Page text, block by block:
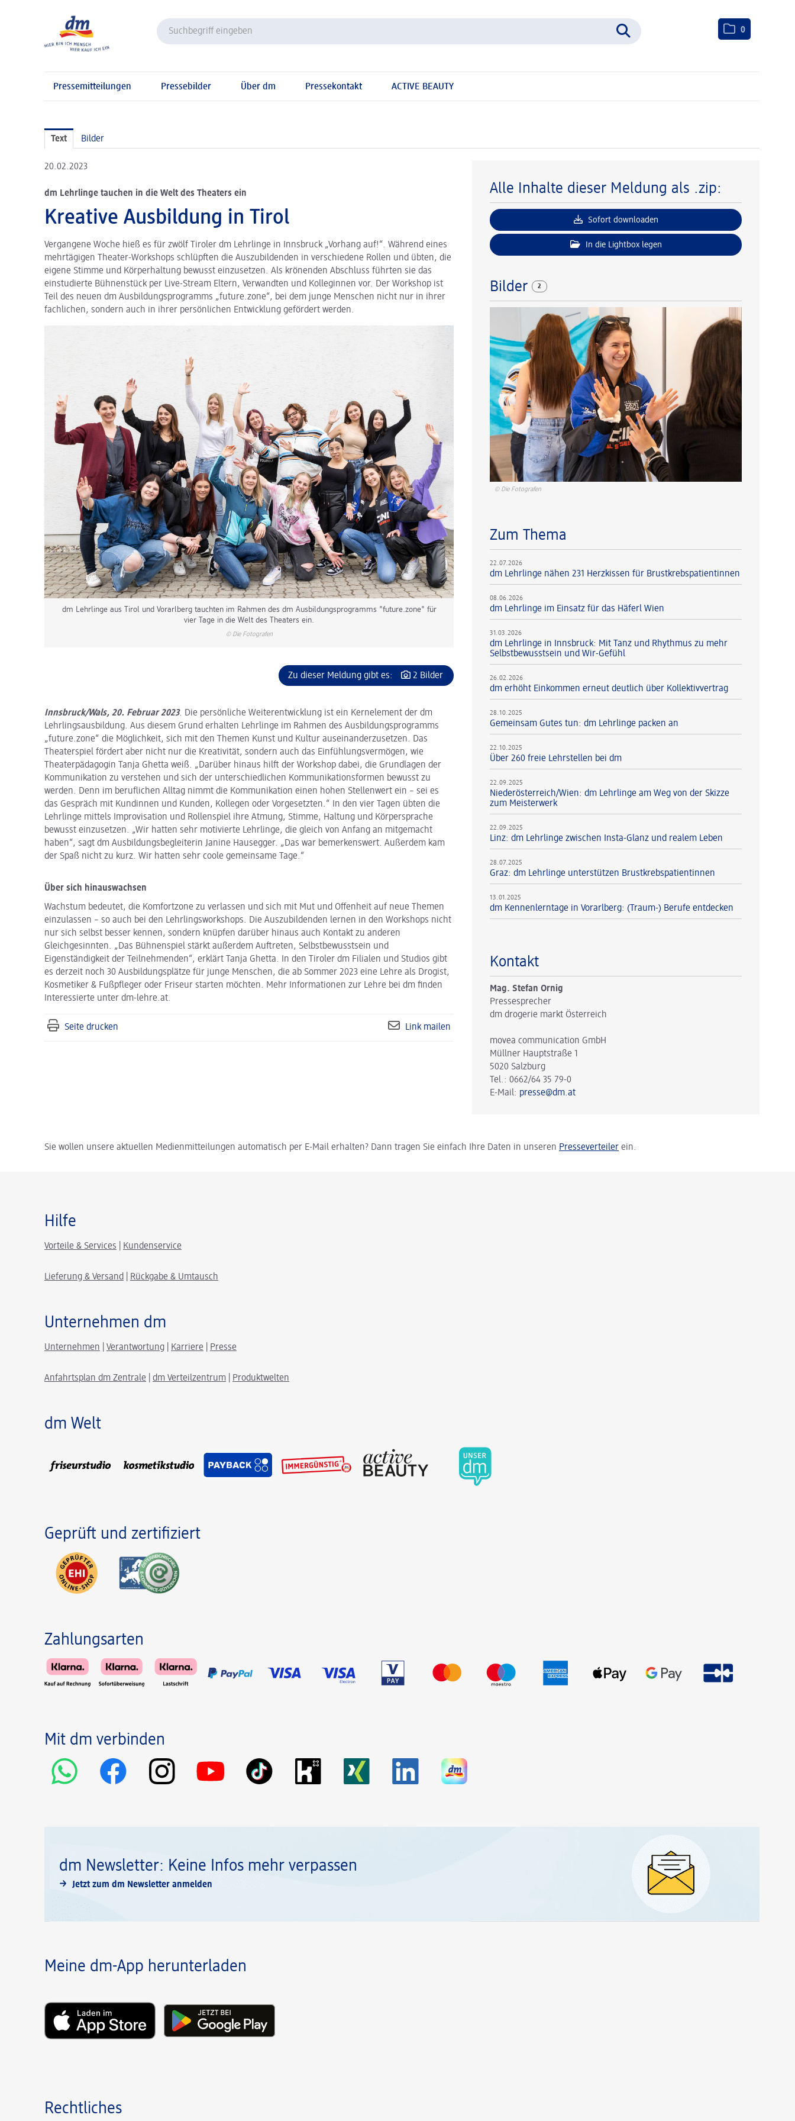
0
Pressemitteilungen Pressebilder Über dm Pressekontakt ACTIVE BEAUTY
Text Bilder
20.02.2023
dm Lehrlinge tauchen in die Welt des Theaters ein
Kreative Ausbildung in Tirol
Vergangene Woche hieß es für zwölf Tiroler dm Lehrlinge in Innsbruck „Vorhang auf!“. Während eines
mehrtägigen Theater-Workshops schlüpften die Auszubildenden in verschiedene Rollen und übten, die
eigene Stimme und Körperhaltung bewusst einzusetzen. Als krönenden Abschluss führten sie das
einstudierte Bühnenstück per Live-Stream Eltern, Verwandten und Kolleginnen vor. Der Workshop ist
Teil des neuen dm Ausbildungsprogramms „future.zone“, bei dem junge Menschen nicht nur in ihrer
fachlichen, sondern auch in ihrer persönlichen Entwicklung gefördert werden.
dm Lehrlinge aus Tirol und Vorarlberg tauchten im Rahmen des dm Ausbildungsprogramms "future.zone" für
vier Tage in die Welt des Theaters ein.
© Die Fotografen
Zu dieser Meldung gibt es: 2 Bilder
Innsbruck/Wals, 20. Februar 2023. Die persönliche Weiterentwicklung ist ein Kernelement der dm
Lehrlingsausbildung. Aus diesem Grund erhalten Lehrlinge im Rahmen des Ausbildungsprogramms
„future.zone“ die Möglichkeit, sich mit den Themen Kunst und Kultur auseinanderzusetzen. Das
Theaterspiel fördert aber nicht nur die Kreativität, sondern auch das Einfühlungsvermögen, wie
Theaterpädagogin Tanja Ghetta weiß. „Darüber hinaus hilft der Workshop dabei, die Grundlagen der
Kommunikation zu verstehen und sich der unterschiedlichen Kommunikationsformen bewusst zu
werden. Denn im beruflichen Alltag nimmt die Kommunikation einen hohen Stellenwert ein – sei es
das Gespräch mit Kundinnen und Kunden, Kollegen oder Vorgesetzten.“ In den vier Tagen übten die
Lehrlinge mittels Improvisation und Rollenspiel ihre Atmung, Stimme, Haltung und Körpersprache
bewusst einzusetzen. „Wir hatten sehr motivierte Lehrlinge, die gleich von Anfang an mitgemacht
haben“, sagt dm Ausbildungsbegleiterin Janine Hausegger. „Das war bemerkenswert. Außerdem kam
der Spaß nicht zu kurz. Wir hatten sehr coole gemeinsame Tage.“
Über sich hinauswachsen
Wachstum bedeutet, die Komfortzone zu verlassen und sich mit Mut und Offenheit auf neue Themen
einzulassen – so auch bei den Lehrlingsworkshops. Die Auszubildenden lernen in den Workshops nicht
nur sich selbst besser kennen, sondern knüpfen darüber hinaus auch Kontakt zu anderen
Gleichgesinnten. „Das Bühnenspiel stärkt außerdem Auftreten, Selbstbewusstsein und
Eigenständigkeit der Teilnehmenden“, erklärt Tanja Ghetta. In den Tiroler dm Filialen und Studios gibt
es derzeit noch 30 Ausbildungsplätze für junge Menschen, die ab Sommer 2023 eine Lehre als Drogist,
Kosmetiker & Fußpfleger oder Friseur starten möchten. Mehr Informationen zur Lehre bei dm finden
Interessierte unter dm-lehre.at.
Seite drucken Link mailen
Alle Inhalte dieser Meldung als .zip:
Sofort downloaden
In die Lightbox legen
Bilder 2
© Die Fotografen
Zum Thema
22.07.2026
dm Lehrlinge nähen 231 Herzkissen für Brustkrebspatientinnen
08.06.2026
dm Lehrlinge im Einsatz für das Häferl Wien
31.03.2026
dm Lehrlinge in Innsbruck: Mit Tanz und Rhythmus zu mehr
Selbstbewusstsein und Wir-Gefühl
26.02.2026
dm erhöht Einkommen erneut deutlich über Kollektivvertrag
28.10.2025
Gemeinsam Gutes tun: dm Lehrlinge packen an
22.10.2025
Über 260 freie Lehrstellen bei dm
22.09.2025
Niederösterreich/Wien: dm Lehrlinge am Weg von der Skizze
zum Meisterwerk
22.09.2025
Linz: dm Lehrlinge zwischen Insta-Glanz und realem Leben
28.07.2025
Graz: dm Lehrlinge unterstützen Brustkrebspatientinnen
13.01.2025
dm Kennenlerntage in Vorarlberg: (Traum-) Berufe entdecken
Kontakt
Mag. Stefan Ornig
Pressesprecher
dm drogerie markt Österreich
movea communication GmbH
Müllner Hauptstraße 1
5020 Salzburg
Tel.: 0662/64 35 79-0
E-Mail: presse@dm.at
Sie wollen unsere aktuellen Medienmitteilungen automatisch per E-Mail erhalten? Dann tragen Sie einfach Ihre Daten in unseren Presseverteiler ein.
Hilfe
Vorteile & Services Kundenservice
Lieferung & Versand Rückgabe & Umtausch
Unternehmen dm
Unternehmen Verantwortung Karriere Presse
Anfahrtsplan dm Zentrale dm Verteilzentrum Produktwelten
dm Welt
Geprüft und zertifiziert
Zahlungsarten
Mit dm verbinden
dm Newsletter: Keine Infos mehr verpassen
Jetzt zum dm Newsletter anmelden
Meine dm-App herunterladen
Rechtliches